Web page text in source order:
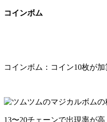
コインボム
コインボム：コイン10枚が加
13〜20チェーンで出現率が高